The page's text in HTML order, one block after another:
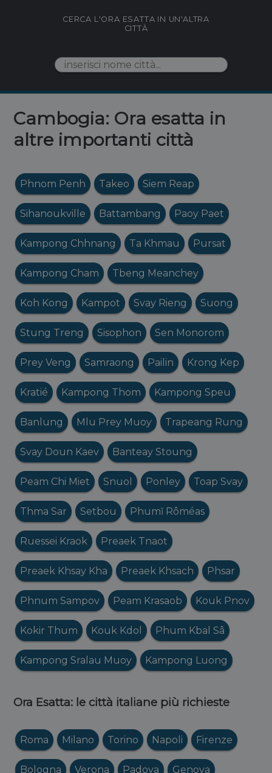
CERCA L'ORA ESATTA IN UN'ALTRA
CITTÀ
Cambogia: Ora esatta in
altre importanti città
Phnom Penh Takeo Siem Reap
Sihanoukville Battambang Paoy Paet
Kampong Chhnang Ta Khmau Pursat
Kampong Cham Tbeng Meanchey
Koh Kong Kampot Svay Rieng Suong
Stung Treng Sisophon Sen Monorom
Prey Veng Samraong Pailin Krong Kep
Kratié Kampong Thom Kampong Speu
Banlung Mlu Prey Muoy Trapeang Rung
Svay Doun Kaev Banteay Stoung
Peam Chi Miet Snuol Ponley Toap Svay
Thma Sar Setbou Phumĭ Rôméas
Ruessei Kraok Preaek Tnaot
Preaek Khsay Kha Preaek Khsach Phsar
Phnum Sampov Peam Krasaob Kouk Pnov
Kokir Thum Kouk Kdol Phum Kbal Sâ
Kampong Sralau Muoy Kampong Luong
Ora Esatta: le città italiane più richieste
Roma Milano Torino Napoli Firenze
Bologna Verona Padova Genova